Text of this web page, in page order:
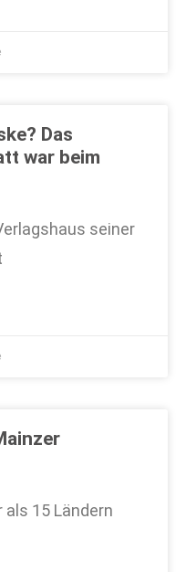
Das
war beim
seiner
15 Ländern